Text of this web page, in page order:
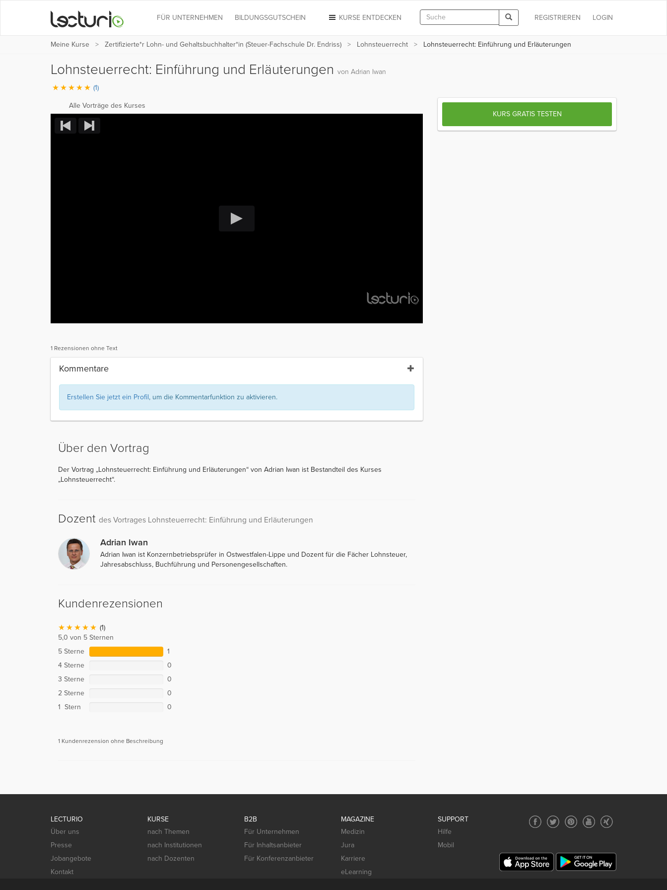
LOGIN
REGISTRIEREN
KURSE ENTDECKEN
FÜR UNTERNEHMEN BILDUNGSGUTSCHEIN
Meine Kurse Zertifizierte*r Lohn- und Gehaltsbuchhalter*in (Steuer-Fachschule Dr. Endriss) Lohnsteuerrecht Lohnsteuerrecht: Einführung und Erläuterungen
Lohnsteuerrecht: Einführung und Erläuterungen von Adrian Iwan
(1)
Alle Vorträge des Kurses
1 Rezensionen ohne Text
Kommentare
Erstellen Sie jetzt ein Profil, um die Kommentarfunktion zu aktivieren.
Über den Vortrag
Der Vortrag „Lohnsteuerrecht: Einführung und Erläuterungen“ von Adrian Iwan ist Bestandteil des Kurses
„Lohnsteuerrecht“.
Dozent des Vortrages Lohnsteuerrecht: Einführung und Erläuterungen
Adrian Iwan
Adrian Iwan ist Konzernbetriebsprüfer in Ostwestfalen-Lippe und Dozent für die Fächer Lohnsteuer,
Jahresabschluss, Buchführung und Personengesellschaften.
Kundenrezensionen
(1)
5,0 von 5 Sternen
5 Sterne
1
4 Sterne
0
3 Sterne
0
2 Sterne
0
1 Stern
0
1 Kundenrezension ohne Beschreibung
KURS GRATIS TESTEN
LECTURIO
Über uns
Presse
Jobangebote
Kontakt
KURSE
nach Themen
nach Institutionen
nach Dozenten
B2B
Für Unternehmen
Für Inhaltsanbieter
Für Konferenzanbieter
MAGAZINE
Medizin
Jura
Karriere
eLearning
SUPPORT
Hilfe
Mobil